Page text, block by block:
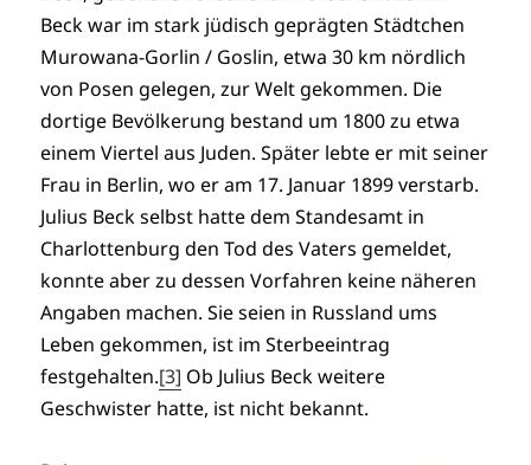
Beck war im stark jüdisch geprägten Städtchen
Murowana-Gorlin / Goslin, etwa 30 km nördlich
von Posen gelegen, zur Welt gekommen. Die
dortige Bevölkerung bestand um 1800 zu etwa
einem Viertel aus Juden. Später lebte er mit seiner
Frau in Berlin, wo er am 17. Januar 1899 verstarb.
Julius Beck selbst hatte dem Standesamt in
Charlottenburg den Tod des Vaters gemeldet,
konnte aber zu dessen Vorfahren keine näheren
Angaben machen. Sie seien in Russland ums
Leben gekommen, ist im Sterbeeintrag
festgehalten.[3] Ob Julius Beck weitere
Geschwister hatte, ist nicht bekannt.